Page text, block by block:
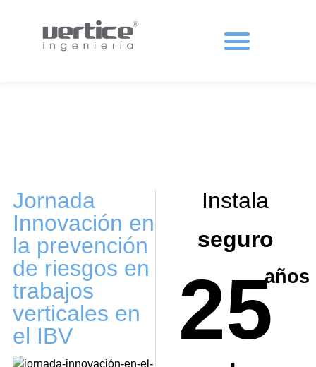
Jornada
Innovación en
la prevención
de riesgos en
trabajos
verticales en
el IBV
Instala
seguro
25años